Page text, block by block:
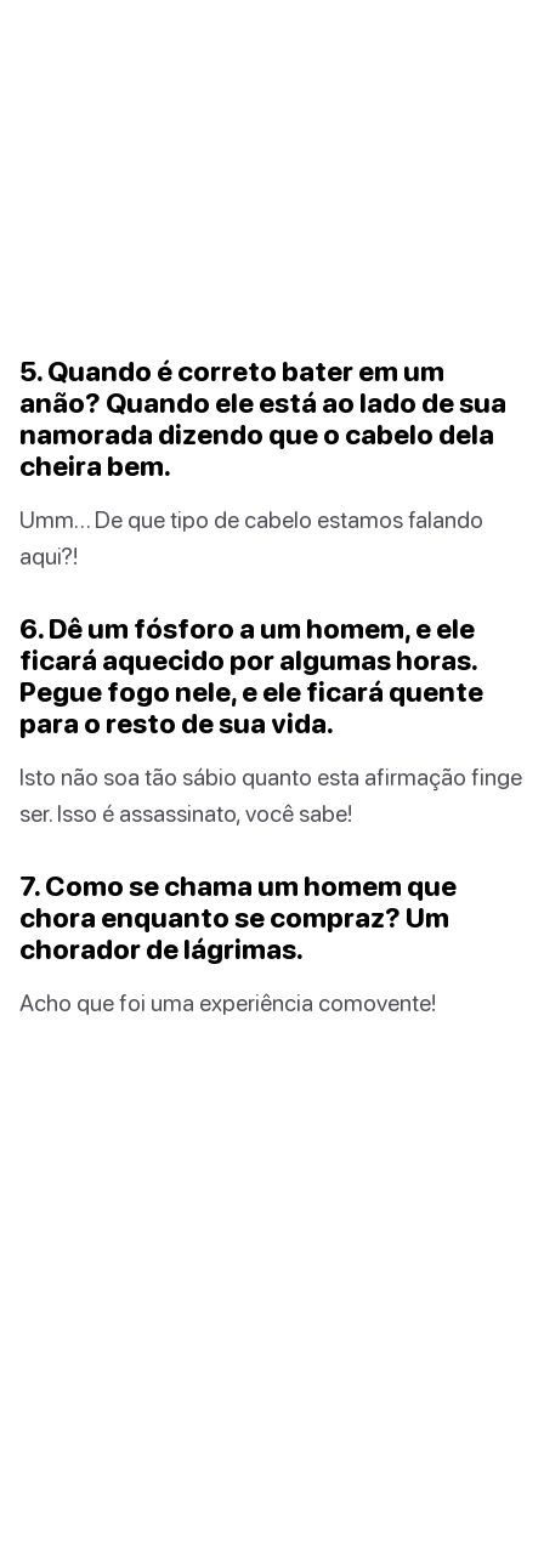
5. Quando é correto bater em um
anão? Quando ele está ao lado de sua
namorada dizendo que o cabelo dela
cheira bem.
Umm… De que tipo de cabelo estamos falando
aqui?!
6. Dê um fósforo a um homem, e ele
ficará aquecido por algumas horas.
Pegue fogo nele, e ele ficará quente
para o resto de sua vida.
Isto não soa tão sábio quanto esta afirmação finge
ser. Isso é assassinato, você sabe!
7. Como se chama um homem que
chora enquanto se compraz? Um
chorador de lágrimas.
Acho que foi uma experiência comovente!